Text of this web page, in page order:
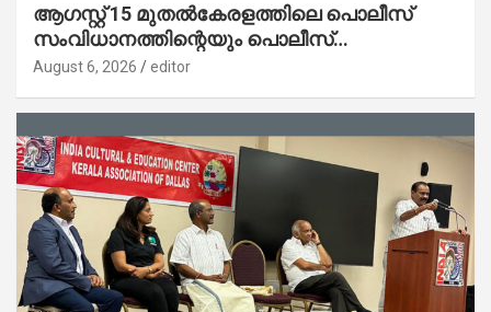
ആഗസ്റ്റ് 15 മുതല്‍കേരളത്തിലെ പൊലീസ്
സംവിധാനത്തിന്റെയും പൊലീസ്
സ്റ്റേഷനുകളുടെയും മുഖഛായ മാറുകയാണ് :
August 6, 2026 editor